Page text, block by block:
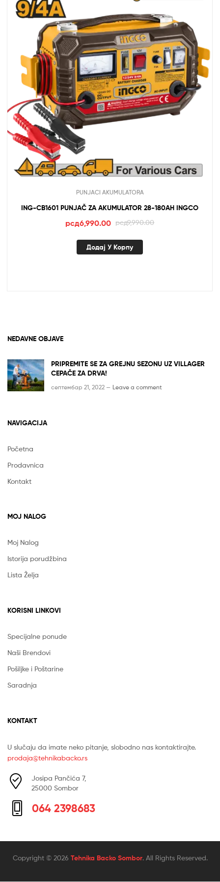
PUNJACI AKUMULATORA
ING-CB1601 PUNJAČ ZA AKUMULATOR 28-180AH INGCO
рсд9,990.00
Оригинална
је
рсд6,990.00Тренутна
је:
Додај У Корпу
NEDAVNE OBJAVE
PRIPREMITE SE ZA GREJNU SEZONU UZ VILLAGER
CEPAČE ZA DRVA!
септембар 21, 2022 — Leave a comment
NAVIGACIJA
Početna
Prodavnica
Kontakt
MOJ NALOG
Moj Nalog
Istorija porudžbina
Lista Želja
KORISNI LINKOVI
Specijalne ponude
Naši Brendovi
Pošiljke i Poštarine
Saradnja
KONTAKT
U slučaju da imate neko pitanje, slobodno nas kontaktirajte.
prodaja@tehnikabacko.rs
Josipa Pančića 7,
25000 Sombor
064 2398683
Copyright © 2026 Tehnika Backo Sombor. All Rights Reserved.